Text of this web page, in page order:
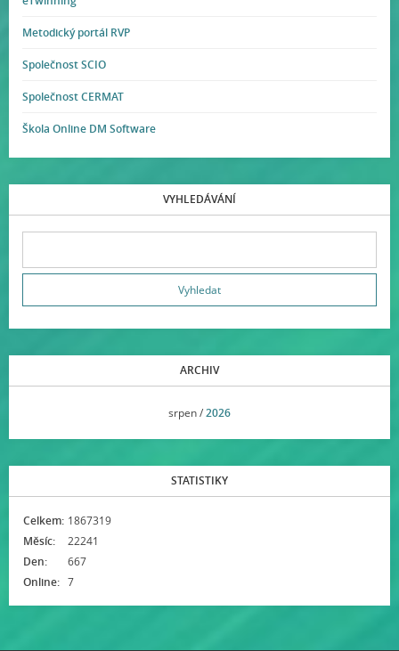
Metodický portál RVP
Společnost SCIO
Společnost CERMAT
Škola Online DM Software
VYHLEDÁVÁNÍ
ARCHIV
srpen /2026
STATISTIKY
Online: 7
Celkem: 1867319
Měsíc:
22241
Den:
667